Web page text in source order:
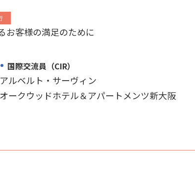
お客様の満足のために
国際交流員（CIR）
アルベルト・サーヴィン
オークウッドホテル＆アパートメンツ新大阪